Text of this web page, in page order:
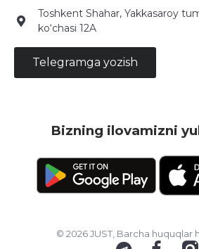
Toshkent Shahar, Yakkasaroy
ko‘chasi 12A
Telegramga yozish
Bizning ilovamizni
© 2026 JUST, Barcha huquqlar